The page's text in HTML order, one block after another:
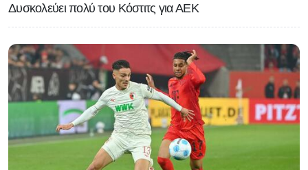
Δυσκολεύει πολύ του Κόστιτς για ΑΕΚ